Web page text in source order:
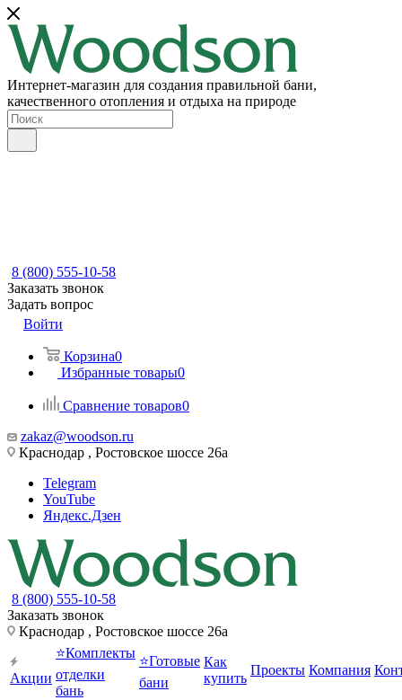
Интернет-магазин для создания правильной бани,
качественного отопления и отдыха на природе
8 (800) 555-10-58
Заказать звонок
Задать вопрос
Войти
Корзина0
Избранные товары0
Сравнение товаров0
zakaz@woodson.ru
Краснодар , Ростовское шоссе 26а
Telegram
YouTube
Яндекс.Дзен
8 (800) 555-10-58
Заказать звонок
Краснодар , Ростовское шоссе 26а
Акции
⭐Комплекты
отделки
бань
⭐Готовые
бани
Как
купить
Проекты Компания